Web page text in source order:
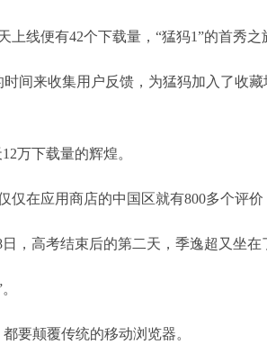
线便有42个下载量，“猛犸1”的首秀之
间来收集用户反馈，为猛犸加入了收
万下载量的辉煌。
仅在应用商店的中国区就有800多个评价
，高考结束后的第二天，季逸超又坐在
要颠覆传统的移动浏览器。